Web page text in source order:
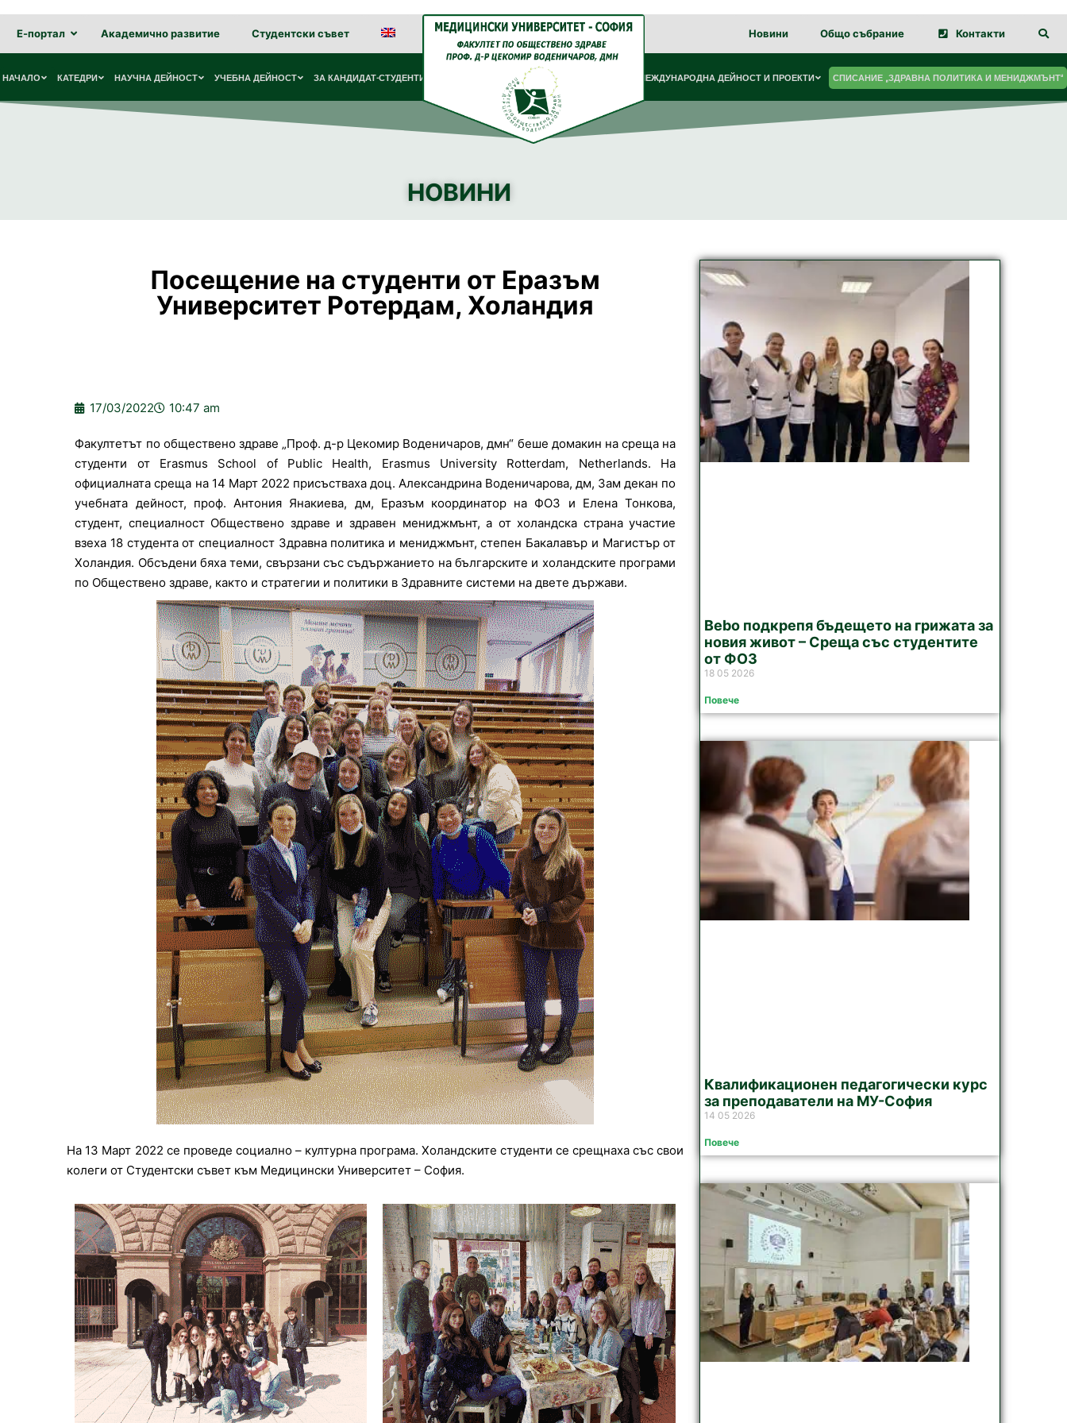
Е-портал Академично развитие Студентски съвет Контакти
Общо събрание
Новини
НАЧАЛО КАТЕДРИ НАУЧНА ДЕЙНОСТ УЧЕБНА ДЕЙНОСТ СПИСАНИЕ „ЗДРАВНА ПОЛИТИКА И МЕНИДЖМЪНТ“
МЕЖДУНАРОДНА ДЕЙНОСТ И ПРОЕКТИ
ЗА КАНДИДАТ-СТУДЕНТИ
НОВИНИ
Посещение на студенти от Еразъм
Университет Ротердам, Холандия
17/03/2022 10:47 am
Факултетът по обществено здраве „Проф. д-р Цекомир Воденичаров, дмн“ беше домакин на среща на
студенти от Erasmus School of Public Health, Erasmus University Rotterdam, Netherlands. На
официалната среща на 14 Март 2022 присъстваха доц. Александрина Воденичарова, дм, Зам декан по
учебната дейност, проф. Антония Янакиева, дм, Еразъм координатор на ФОЗ и Елена Тонкова,
студент, специалност Обществено здраве и здравен мениджмънт, а от холандска страна участие
взеха 18 студента от специалност Здравна политика и мениджмънт, степен Бакалавър и Магистър от
Холандия. Обсъдени бяха теми, свързани със съдържанието на българските и холандските програми
по Обществено здраве, както и стратегии и политики в Здравните системи на двете държави.
На 13 Март 2022 се проведе социално – културна програма. Холандските студенти се срещнаха със свои
колеги от Студентски съвет към Медицински Университет – София.
Bebo подкрепя бъдещето на грижата за
новия живот – Среща със студентите
от ФОЗ
18 05 2026
Повече
Квалификационен педагогически курс
за преподаватели на МУ-София
14 05 2026
Повече